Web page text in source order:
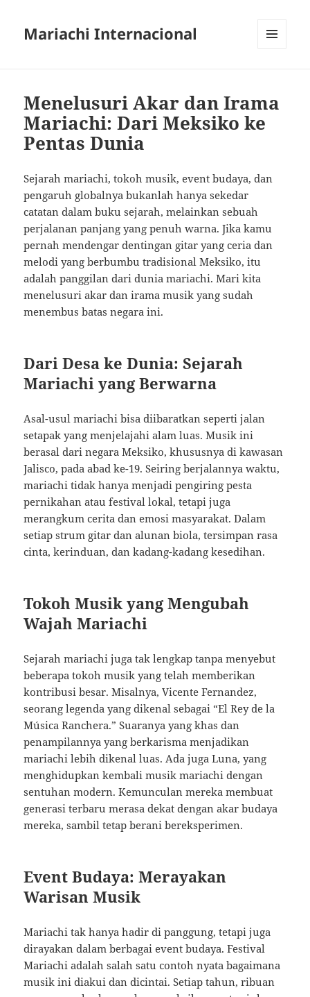
Mariachi Internacional
Menelusuri Akar dan Irama
Mariachi: Dari Meksiko ke
Pentas Dunia
Sejarah mariachi, tokoh musik, event budaya, dan
pengaruh globalnya bukanlah hanya sekedar
catatan dalam buku sejarah, melainkan sebuah
perjalanan panjang yang penuh warna. Jika kamu
pernah mendengar dentingan gitar yang ceria dan
melodi yang berbumbu tradisional Meksiko, itu
adalah panggilan dari dunia mariachi. Mari kita
menelusuri akar dan irama musik yang sudah
menembus batas negara ini.
Dari Desa ke Dunia: Sejarah
Mariachi yang Berwarna
Asal-usul mariachi bisa diibaratkan seperti jalan
setapak yang menjelajahi alam luas. Musik ini
berasal dari negara Meksiko, khususnya di kawasan
Jalisco, pada abad ke-19. Seiring berjalannya waktu,
mariachi tidak hanya menjadi pengiring pesta
pernikahan atau festival lokal, tetapi juga
merangkum cerita dan emosi masyarakat. Dalam
setiap strum gitar dan alunan biola, tersimpan rasa
cinta, kerinduan, dan kadang-kadang kesedihan.
Tokoh Musik yang Mengubah
Wajah Mariachi
Sejarah mariachi juga tak lengkap tanpa menyebut
beberapa tokoh musik yang telah memberikan
kontribusi besar. Misalnya, Vicente Fernandez,
seorang legenda yang dikenal sebagai “El Rey de la
Música Ranchera.” Suaranya yang khas dan
penampilannya yang berkarisma menjadikan
mariachi lebih dikenal luas. Ada juga Luna, yang
menghidupkan kembali musik mariachi dengan
sentuhan modern. Kemunculan mereka membuat
generasi terbaru merasa dekat dengan akar budaya
mereka, sambil tetap berani bereksperimen.
Event Budaya: Merayakan
Warisan Musik
Mariachi tak hanya hadir di panggung, tetapi juga
dirayakan dalam berbagai event budaya. Festival
Mariachi adalah salah satu contoh nyata bagaimana
musik ini diakui dan dicintai. Setiap tahun, ribuan